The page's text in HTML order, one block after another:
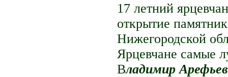
17 летний
открытие
Нижегородской
Ярцевчане самые
Владимир Арефьев